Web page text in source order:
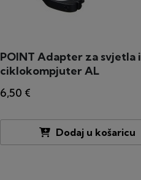
POINT Adapter za svjetla i
ciklokompjuter AL
6,50 €
Dodaj u košaricu